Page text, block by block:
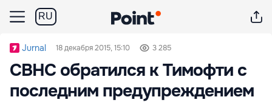
RU
Jurnal 18 декабря 2015, 15:10 3 285
СВНС обратился к Тимофти с
последним предупреждением